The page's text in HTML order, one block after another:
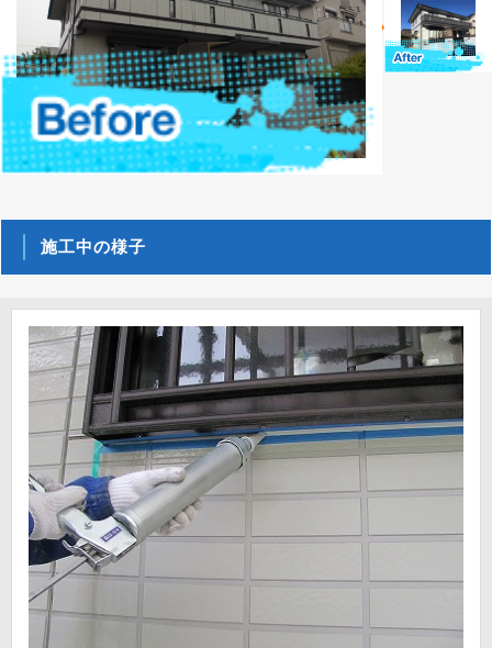
施工中の様子